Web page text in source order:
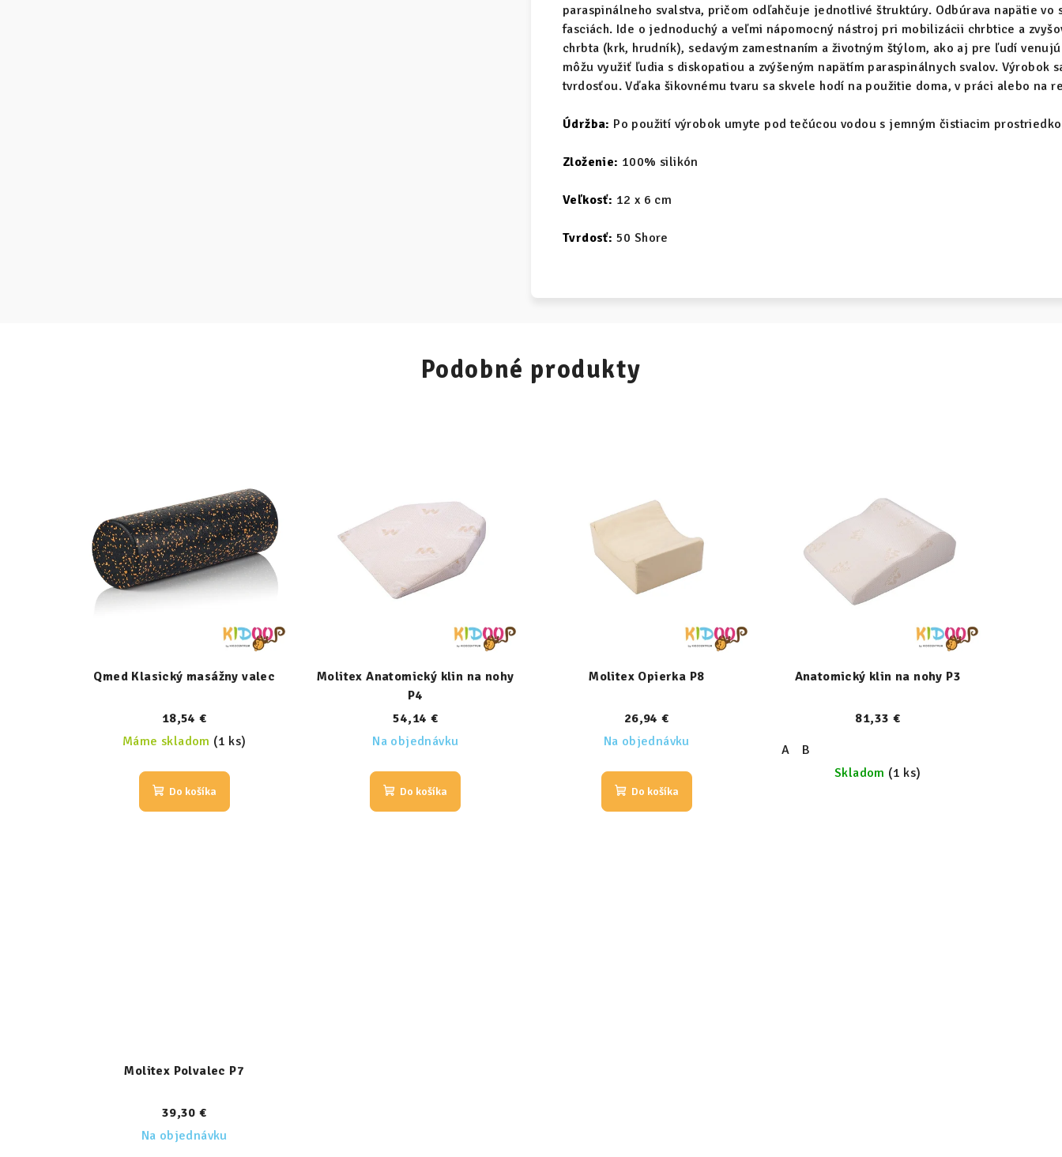
paraspinálneho svalstva, pričom odľahčuje jednotlivé štruktúry. Odbúrava napätie vo
fasciách. Ide o jednoduchý a veľmi nápomocný nástroj pri mobilizácii chrbtice a
chrbta (krk, hrudník), sedavým zamestnaním a životným štýlom, ako aj pre ľudí
môžu využiť ľudia s diskopatiou a zvýšeným napätím paraspinálnych svalov. Výrobok
tvrdosťou. Vďaka šikovnému tvaru sa skvele hodí na použitie doma, v práci alebo na
Údržba: Po použití výrobok umyte pod tečúcou vodou s jemným čistiacim
Zloženie: 100% silikón
Veľkosť: 12 x 6 cm
Tvrdosť: 50 Shore
Podobné produkty
Qmed Klasický masážny valec
18,54 €
Máme skladom (1 ks)
Do košíka
Molitex Anatomický klin na nohy
P4
54,14 €
Na objednávku
Do košíka
Molitex Opierka P8
26,94 €
Na objednávku
Do košíka
Anatomický klin na nohy P3
81,33 €
A
B
Skladom (1 ks)
Molitex Polvalec P7
39,30 €
Na objednávku